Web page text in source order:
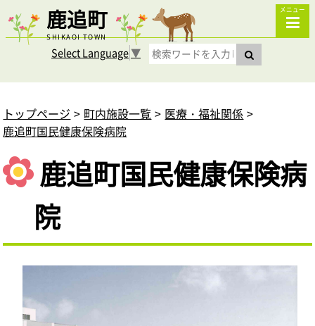
鹿追町
SHIKAOI TOWN
メニュー
Select Language▼
トップページ 町内施設一覧
医療・福祉関係
鹿追町国民健康保険病院
鹿追町国民健康保険病
院